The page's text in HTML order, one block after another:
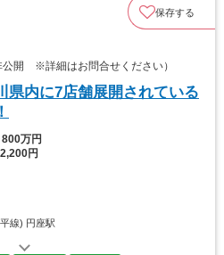
保存する
公開 ※詳細はお問合せください）
県内に7店舗展開されている
800万円
円
線) 円座駅